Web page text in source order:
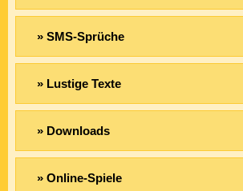
» SMS-Sprüche
» Lustige Texte
» Downloads
» Online-Spiele